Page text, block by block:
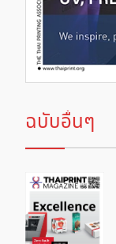
ฉบับอื่นๆ